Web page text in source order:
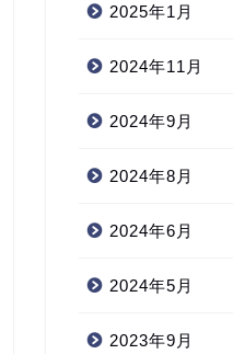
2025年1月
2024年11月
2024年9月
2024年8月
2024年6月
2024年5月
2023年9月